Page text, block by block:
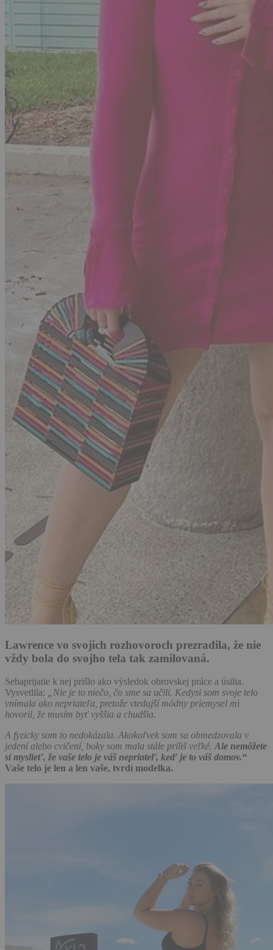
Lawrence vo svojich rozhovoroch prezradila, že nie
vždy bola do svojho tela tak zamilovaná.
Sebaprijatie k nej prišlo ako výsledok obrovskej práce a úsilia.
Vysvetlila:
„Nie je to niečo, čo sme sa učili. Kedysi som svoje telo
vnímala ako nepriateľa, pretože vtedajší módny priemysel mi
hovoril, že musím byť vyššia a chudšia.
A fyzicky som to nedokázala. Akokoľvek som sa obmedzovala v
jedení alebo cvičení, boky som mala stále príliš veľké. Ale nemôžete
si myslieť, že vaše telo je váš nepriateľ, keď je to váš domov.“
Vaše telo je len a len vaše, tvrdí modelka.